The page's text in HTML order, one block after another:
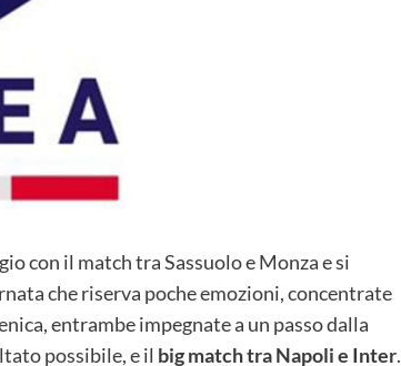
con il match tra Sassuolo e Monza e si
che riserva poche emozioni, concentrate
entrambe impegnate a un passo dalla
possibile, e il big match tra Napoli e Inter.